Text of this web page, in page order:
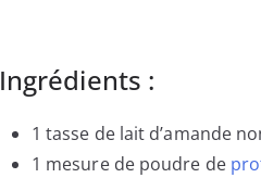
Ingrédients :
1 tasse de lait d’amande
1 mesure de poudre de